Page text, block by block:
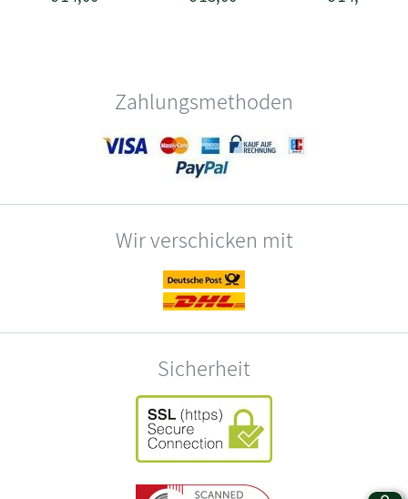
Zahlungsmethoden
Wir verschicken mit
Sicherheit